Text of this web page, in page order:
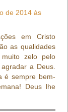
de 2014 às
em Cristo
as qualidades
zelo pelo
a Deus.
é sempre bem-
Deus lhe